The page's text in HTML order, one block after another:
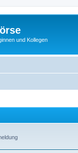
und Kollegen